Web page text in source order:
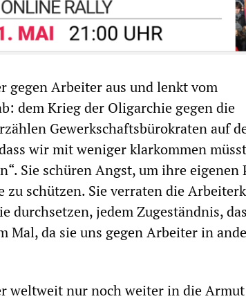
gegen Arbeiter aus und lenkt vom
dem Krieg der Oligarchie gegen die
Gewerkschaftsbürokraten auf
wir mit weniger klarkommen
Sie schüren Angst, um ihre eigenen
zu schützen. Sie verraten die
durchsetzen, jedem Zugeständnis,
Mal, da sie uns gegen Arbeiter in
weltweit nur noch weiter in die